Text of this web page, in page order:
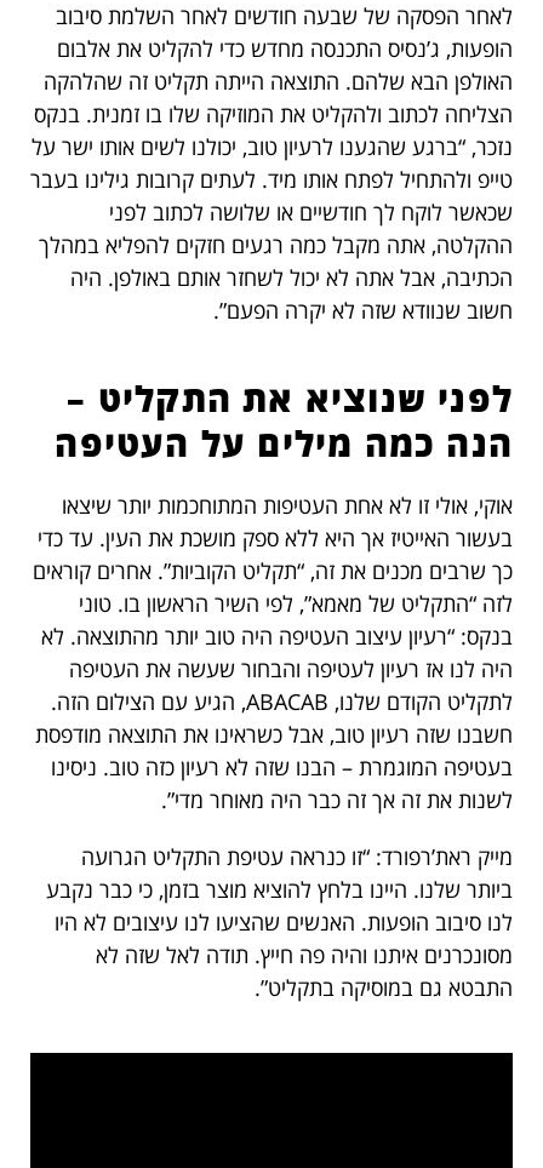
לאחר הפסקה של שבעה חודשים לאחר השלמת סיבוב
הופעות, ג’נסיס התכנסה מחדש כדי להקליט את אלבום
האולפן הבא שלהם. התוצאה הייתה תקליט זה שהלהקה
הצליחה לכתוב ולהקליט את המוזיקה שלו בו זמנית. בנקס
נזכר, “ברגע שהגענו לרעיון טוב, יכולנו לשים אותו ישר על
טייפ ולהתחיל לפתח אותו מיד. לעתים קרובות גילינו בעבר
שכאשר לוקח לך חודשיים או שלושה לכתוב לפני
ההקלטה, אתה מקבל כמה רגעים חזקים להפליא במהלך
הכתיבה, אבל אתה לא יכול לשחזר אותם באולפן. היה
חשוב שנוודא שזה לא יקרה הפעם”.
לפני שנוציא את התקליט –
הנה כמה מילים על העטיפה
אוקי, אולי זו לא אחת העטיפות המתוחכמות יותר שיצאו
בעשור האייטיז אך היא ללא ספק מושכת את העין. עד כדי
כך שרבים מכנים את זה, “תקליט הקוביות”. אחרים קוראים
לזה “התקליט של מאמא”, לפי השיר הראשון בו. טוני
בנקס: “רעיון עיצוב העטיפה היה טוב יותר מהתוצאה. לא
היה לנו אז רעיון לעטיפה והבחור שעשה את העטיפה
לתקליט הקודם שלנו, ABACAB, הגיע עם הצילום הזה.
חשבנו שזה רעיון טוב, אבל כשראינו את התוצאה מודפסת
בעטיפה המוגמרת – הבנו שזה לא רעיון כזה טוב. ניסינו
לשנות את זה אך זה כבר היה מאוחר מדי”.
מייק ראת’רפורד: “זו כנראה עטיפת התקליט הגרועה
ביותר שלנו. היינו בלחץ להוציא מוצר בזמן, כי כבר נקבע
לנו סיבוב הופעות. האנשים שהציעו לנו עיצובים לא היו
מסונכרנים איתנו והיה פה חייץ. תודה לאל שזה לא
התבטא גם במוסיקה בתקליט”.